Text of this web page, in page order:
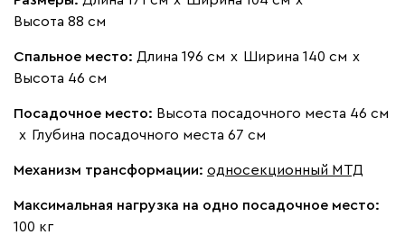
Высота 88 см
Спальное место: Длина 196 см х Ширина 140 см х
Высота 46 см
Посадочное место: Высота посадочного места 46 см
х Глубина посадочного места 67 см
Механизм трансформации: односекционный МТД
Максимальная нагрузка на одно посадочное место:
100 кг